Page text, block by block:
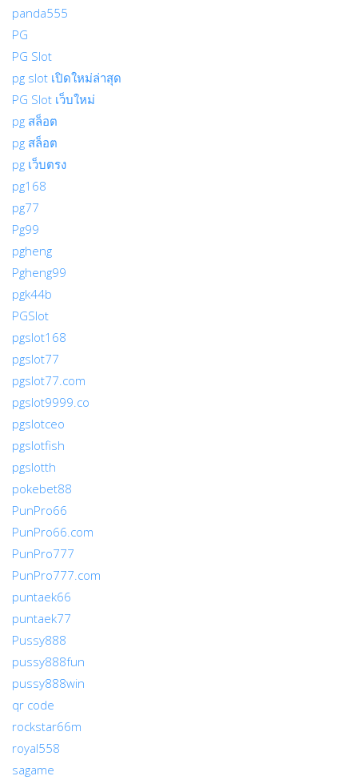
panda555
PG
PG Slot
pg slot เปิดใหม่ล่าสุด
PG Slot เว็บใหม่
pg สล็อต
pg สล็อต
pg เว็บตรง
pg168
pg77
Pg99
pgheng
Pgheng99
pgk44b
PGSlot
pgslot168
pgslot77
pgslot77.com
pgslot9999.co
pgslotceo
pgslotfish
pgslotth
pokebet88
PunPro66
PunPro66.com
PunPro777
PunPro777.com
puntaek66
puntaek77
Pussy888
pussy888fun
pussy888win
qr code
rockstar66m
royal558
sagame